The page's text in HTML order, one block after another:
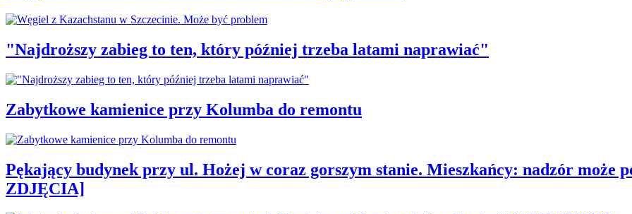
"Najdroższy zabieg to ten, który później trzeba latami naprawiać"
Zabytkowe kamienice przy Kolumba do remontu
Pękający budynek przy ul. Hożej w coraz gorszym stanie. Mieszkańcy: nadzór może
ZDJĘCIA]